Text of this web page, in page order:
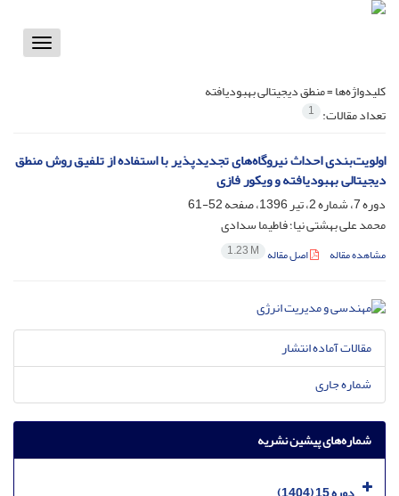
Toggle
کلیدواژه‌ها =منطق دیجیتالی بهبودیافته
تعداد مقالات: 1
اولویت‌بندی احداث نیروگاه‌های تجدیدپذیر با استفاده از تلفیق روش منطق
دیجیتالی بهبودیافته و ویکور فازی
دوره 7، شماره 2، تیر 1396، صفحه
52-61
محمد علی بهشتی نیا؛ فاطیما سدادی
مشاهده مقاله اصل مقاله 1.23 M
مقالات آماده انتشار
شماره جاری
شماره‌های پیشین نشریه